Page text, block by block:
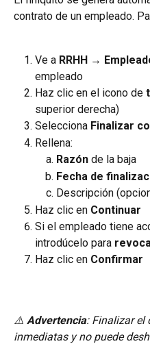
contrato de un empleado.
Ve a RRHH →
empleado
Haz clic en el icono de
superior derecha)
Selecciona Finalizar
Rellena:
Razón de la baja
Fecha de
Descripción
Haz clic en Continuar
Si el empleado tiene
introdúcelo para
Haz clic en Confirmar
⚠️ Advertencia: Finalizar el
inmediatas y no puede